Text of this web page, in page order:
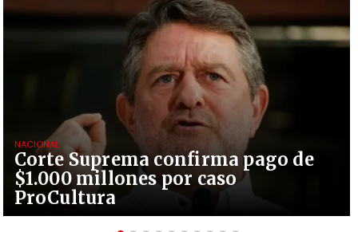
Corte Suprema confirma pago de
$1.000 millones por caso
ProCultura
NACIONAL